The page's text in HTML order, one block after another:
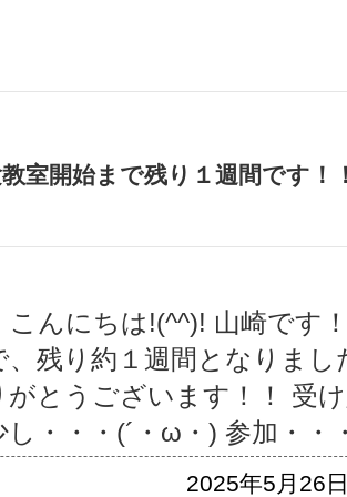
教室開始まで残り１週間です！
こんにちは!(^^)! 山崎です
、残り約１週間となりま
がとうございます！！ 受
・・・(´・ω・) 参加 ・
2025年5月26